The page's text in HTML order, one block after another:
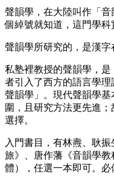
聲韻學，在大陸叫作「
個綽號就知道，這門學科
聲韻學所研究的，是漢字
私塾裡教授的聲韻學，
者引入了西方的語言學
聲韻學」。現代聲韻學
圍，且研究方法更先進
選擇。
入門書目，有林燾、耿
旅》、唐作藩《音韻學
體），任選一本即可。必